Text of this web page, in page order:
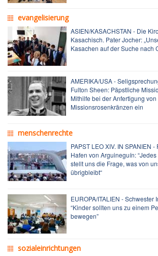
evangelisierung
ASIEN/KASACHSTAN - Die
Kasachisch. Pater Jocher:
Kasachen auf der Suche nach
AMERIKA/USA -
Fulton Sheen: Päpstliche
Mithilfe bei der Anfertigung von
Missionsrosenkränzen ein
menschenrechte
PAPST LEO XIV. IN SPANIEN -
Hafen von Arguineguín:
stellt uns die Frage, was von
übrigbleibt“
EUROPA/ITALIEN - Schwester
“Kinder sollten uns zu einem
bewegen”
sozialeinrichtungen